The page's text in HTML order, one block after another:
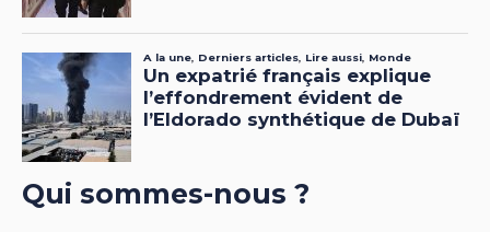
Qui sommes-nous ?